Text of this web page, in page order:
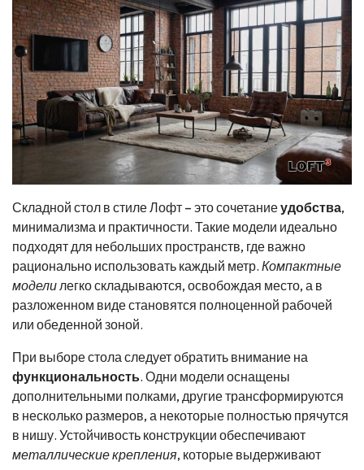
Складной стол в стиле Лофт – это сочетаниеудобства,
минимализма и практичности. Такие модели идеально
подходят для небольших пространств, где важно
рационально использовать каждый метр. Компактные
модели легко складываются, освобождая место, а в
разложенном виде становятся полноценной рабочей
или обеденной зоной.
При выборе стола следует обратить внимание на
функциональность. Одни модели оснащены
дополнительными полками, другие трансформируются
в несколько размеров, а некоторые полностью прячутся
в нишу. Устойчивость конструкции обеспечивают
металлические крепления, которые выдерживают